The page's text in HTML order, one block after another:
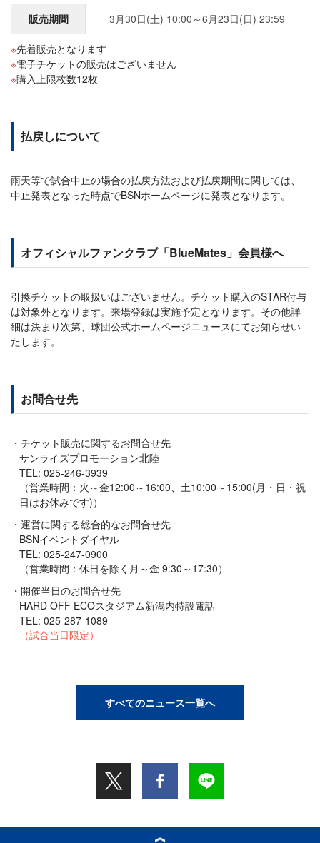
販売期間 3月30日(土) 10:00～6月23日(日) 23:59
先着販売となります
電子チケットの販売はございません
購入上限枚数12枚
払戻しについて
雨天等で試合中止の場合の払戻方法および払戻期間に関しては、
中止発表となった時点でBSNホームページに発表となります。
オフィシャルファンクラブ「BlueMates」会員様へ
引換チケットの取扱いはございません。チケット購入のSTAR付与
は対象外となります。来場登録は実施予定となります。その他詳
細は決まり次第、球団公式ホームページニュースにてお知らせい
たします。
お問合せ先
チケット販売に関するお問合せ先
サンライズプロモーション北陸
TEL: 025-246-3939
（営業時間：火～金12:00～16:00、土10:00～15:00(月・日・祝
日はお休みです)）
運営に関する総合的なお問合せ先
BSNイベントダイヤル
TEL: 025-247-0900
（営業時間：休日を除く月～金 9:30～17:30）
開催当日のお問合せ先
HARD OFF ECOスタジアム新潟内特設電話
TEL: 025-287-1089
（試合当日限定）
すべてのニュース一覧へ